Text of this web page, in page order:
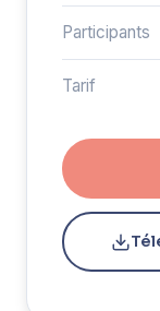
Participants
Tarif